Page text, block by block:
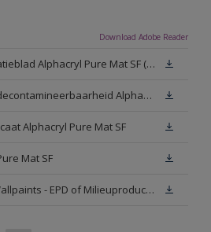
Download Adobe Reader
Technisch Informatieblad Alphacryl Pure Mat SF (New Livery) (PDF)
Technical Report decontamineerbaarheid Alphacryl Pure Mat SF
Alphacryl Pure Mat SF
Mat SF
Sikkens Interior Wallpaints - EPD of Milieuproductverklaring